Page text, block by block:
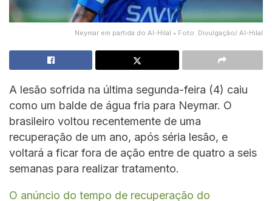
Neymar em partida do Al-Hilal • Foto: Divulgação/ Al-Hilal
A lesão sofrida na última segunda-feira (4) caiu
como um balde de água fria para Neymar. O
brasileiro voltou recentemente de uma
recuperação de um ano, após séria lesão, e
voltará a ficar fora de ação entre de quatro a seis
semanas para realizar tratamento.
O anúncio do tempo de recuperação do